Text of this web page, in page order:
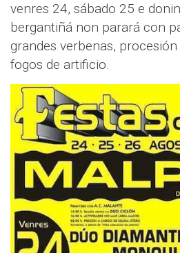
venres 24, sábado 25 e
bergantiñá non parará con
grandes verbenas,
fogos de artificio.